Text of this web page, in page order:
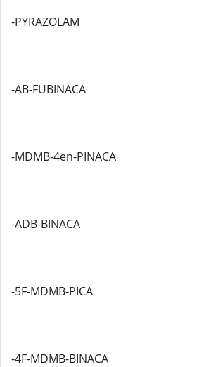
-PYRAZOLAM
-AB-FUBINACA
-MDMB-4en-PINACA
-ADB-BINACA
-5F-MDMB-PICA
-4F-MDMB-BINACA